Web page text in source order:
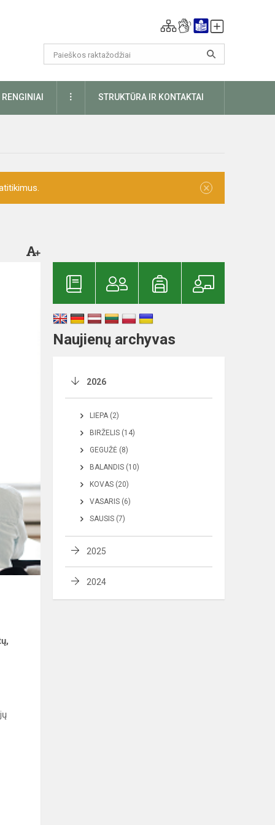
RENGINIAI DAUGIAUSTRUKTŪRA IR KONTAKTAI
×
Naujienų archyvas
2026
LIEPA (2)
BIRŽELIS (14)
GEGUŽĖ (8)
BALANDIS (10)
KOVAS (20)
VASARIS (6)
SAUSIS (7)
2025
2024